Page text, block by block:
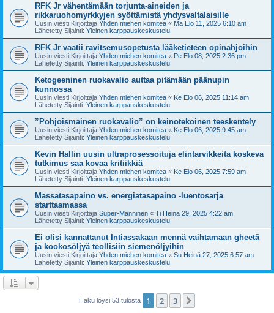
RFK Jr vähentämään torjunta-aineiden ja
rikkaruohomyrkkyjen syöttämistä yhdysvaltalaisille
Uusin viesti Kirjoittaja Yhden miehen komitea « Ma Elo 11, 2025 6:10 am
Lähetetty Sijainti: Yleinen karppauskeskustelu
RFK Jr vaatii ravitsemusopetusta lääketieteen opinahjoihin
Uusin viesti Kirjoittaja Yhden miehen komitea « Pe Elo 08, 2025 2:36 pm
Lähetetty Sijainti: Yleinen karppauskeskustelu
Ketogeeninen ruokavalio auttaa pitämään päänupin
kunnossa
Uusin viesti Kirjoittaja Yhden miehen komitea « Ke Elo 06, 2025 11:14 am
Lähetetty Sijainti: Yleinen karppauskeskustelu
”Pohjoismainen ruokavalio” on keinotekoinen teeskentely
Uusin viesti Kirjoittaja Yhden miehen komitea « Ke Elo 06, 2025 9:45 am
Lähetetty Sijainti: Yleinen karppauskeskustelu
Kevin Hallin uusin ultraprosessoituja elintarvikkeita koskeva
tutkimus saa kovaa kritiikkiä
Uusin viesti Kirjoittaja Yhden miehen komitea « Ke Elo 06, 2025 7:59 am
Lähetetty Sijainti: Yleinen karppauskeskustelu
Massatasapaino vs. energiatasapaino -luentosarja
starttaamassa
Uusin viesti Kirjoittaja Super-Manninen « Ti Heinä 29, 2025 4:22 am
Lähetetty Sijainti: Yleinen karppauskeskustelu
Ei olisi kannattanut Intiassakaan mennä vaihtamaan gheetä
ja kookosöljyä teollisiin siemenöljyihin
Uusin viesti Kirjoittaja Yhden miehen komitea « Su Heinä 27, 2025 6:57 am
Lähetetty Sijainti: Yleinen karppauskeskustelu
Haku löysi 53 tulosta 1 2 3